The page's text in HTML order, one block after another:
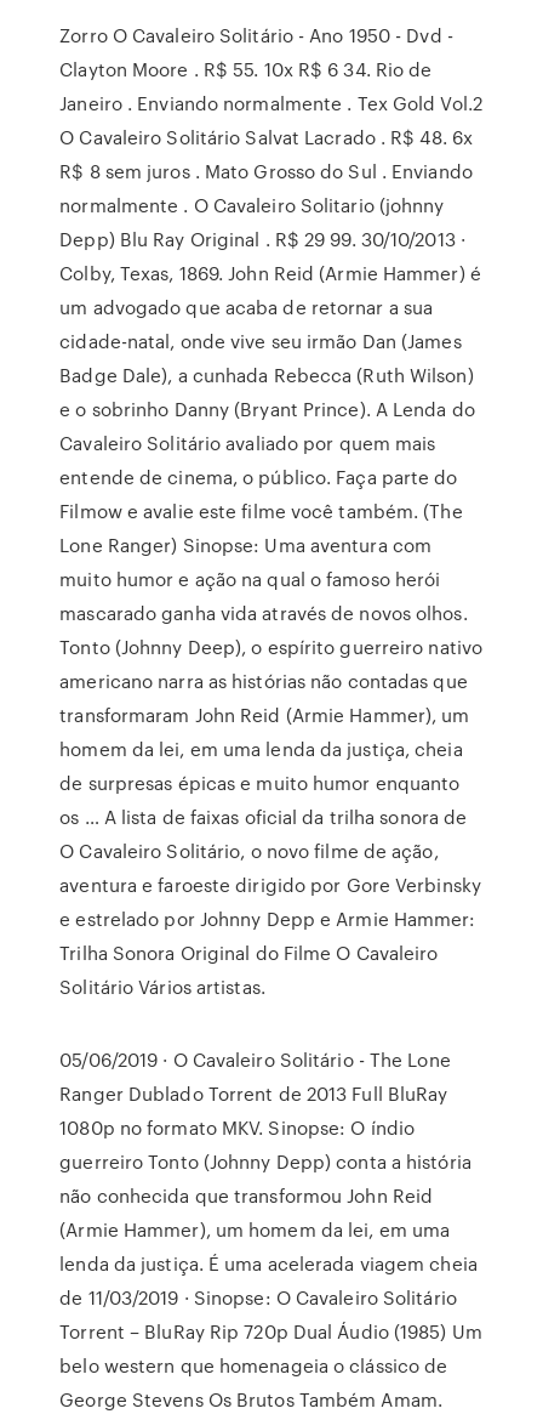
Zorro O Cavaleiro Solitário - Ano 1950 - Dvd -
Clayton Moore . R$ 55. 10x R$ 6 34. Rio de
Janeiro . Enviando normalmente . Tex Gold Vol.2
O Cavaleiro Solitário Salvat Lacrado . R$ 48. 6x
R$ 8 sem juros . Mato Grosso do Sul . Enviando
normalmente . O Cavaleiro Solitario (johnny
Depp) Blu Ray Original . R$ 29 99. 30/10/2013 ·
Colby, Texas, 1869. John Reid (Armie Hammer) é
um advogado que acaba de retornar a sua
cidade-natal, onde vive seu irmão Dan (James
Badge Dale), a cunhada Rebecca (Ruth Wilson)
e o sobrinho Danny (Bryant Prince). A Lenda do
Cavaleiro Solitário avaliado por quem mais
entende de cinema, o público. Faça parte do
Filmow e avalie este filme você também. (The
Lone Ranger) Sinopse: Uma aventura com
muito humor e ação na qual o famoso herói
mascarado ganha vida através de novos olhos.
Tonto (Johnny Deep), o espírito guerreiro nativo
americano narra as histórias não contadas que
transformaram John Reid (Armie Hammer), um
homem da lei, em uma lenda da justiça, cheia
de surpresas épicas e muito humor enquanto
os … A lista de faixas oficial da trilha sonora de
O Cavaleiro Solitário, o novo filme de ação,
aventura e faroeste dirigido por Gore Verbinsky
e estrelado por Johnny Depp e Armie Hammer:
Trilha Sonora Original do Filme O Cavaleiro
Solitário Vários artistas.
05/06/2019 · O Cavaleiro Solitário - The Lone
Ranger Dublado Torrent de 2013 Full BluRay
1080p no formato MKV. Sinopse: O índio
guerreiro Tonto (Johnny Depp) conta a história
não conhecida que transformou John Reid
(Armie Hammer), um homem da lei, em uma
lenda da justiça. É uma acelerada viagem cheia
de 11/03/2019 · Sinopse: O Cavaleiro Solitário
Torrent – BluRay Rip 720p Dual Áudio (1985) Um
belo western que homenageia o clássico de
George Stevens Os Brutos Também Amam.